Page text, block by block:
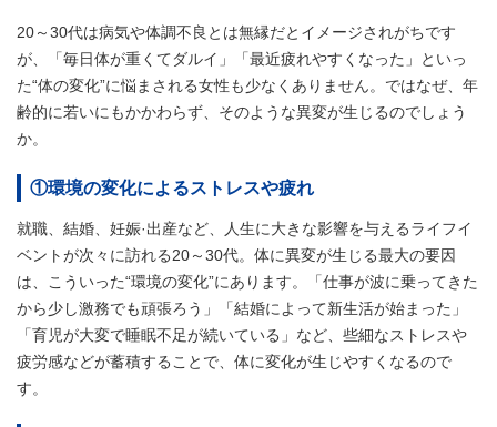
20～30代は病気や体調不良とは無縁だとイメージされがちです
が、「毎日体が重くてダルイ」「最近疲れやすくなった」といっ
た“体の変化”に悩まされる女性も少なくありません。ではなぜ、年
齢的に若いにもかかわらず、そのような異変が生じるのでしょう
か。
①環境の変化によるストレスや疲れ
就職、結婚、妊娠·出産など、人生に大きな影響を与えるライフイ
ベントが次々に訪れる20～30代。体に異変が生じる最大の要因
は、こういった“環境の変化”にあります。「仕事が波に乗ってきた
から少し激務でも頑張ろう」「結婚によって新生活が始まった」
「育児が大変で睡眠不足が続いている」など、些細なストレスや
疲労感などが蓄積することで、体に変化が生じやすくなるので
す。